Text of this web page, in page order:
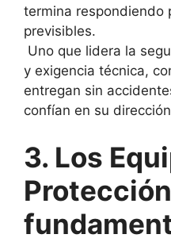
termina respondiendo
previsibles.
Uno que lidera la
y exigencia técnica,
entregan sin
confían en su
3. Los